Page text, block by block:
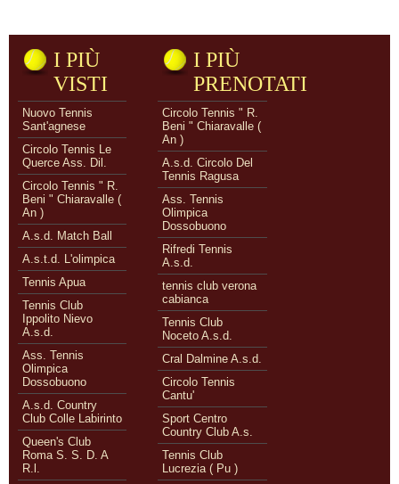
I PIÙ
VISTI
Nuovo Tennis
Sant'agnese
Circolo Tennis Le
Querce Ass. Dil.
Circolo Tennis " R.
Beni " Chiaravalle (
An )
A.s.d. Match Ball
A.s.t.d. L'olimpica
Tennis Apua
Tennis Club
Ippolito Nievo
A.s.d.
Ass. Tennis
Olimpica
Dossobuono
A.s.d. Country
Club Colle Labirinto
Queen's Club
Roma S. S. D. A
R.l.
I PIÙ
PRENOTATI
Circolo Tennis " R.
Beni " Chiaravalle (
An )
A.s.d. Circolo Del
Tennis Ragusa
Ass. Tennis
Olimpica
Dossobuono
Rifredi Tennis
A.s.d.
tennis club verona
cabianca
Tennis Club
Noceto A.s.d.
Cral Dalmine A.s.d.
Circolo Tennis
Cantu'
Sport Centro
Country Club A.s.
Tennis Club
Lucrezia ( Pu )